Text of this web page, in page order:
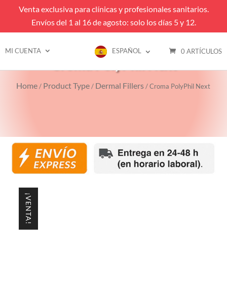
Venta exclusiva para clínicas y profesionales sanitarios.
Envíos del 1 al 16 de agosto: solo los días 5 y 12.
MI CUENTA ESPAÑOL 0 ARTÍCULOS
Croma PolyPhil Next
Home/ Product Type/ Dermal Fillers/ Croma PolyPhil Next
¡VENTA!